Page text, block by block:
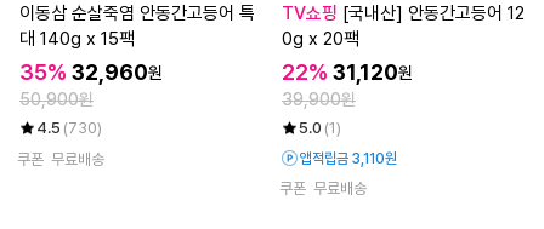
이동삼 순살죽염 안동간고등어 특
대 140g x 15팩
35% 32,960원
50,900원
4.5 (730)
쿠폰 무료배송
TV쇼핑
0g x 20팩
22% 31,120원
39,900원
5.0 (1)
앱적립금 3,110원
쿠폰 무료배송